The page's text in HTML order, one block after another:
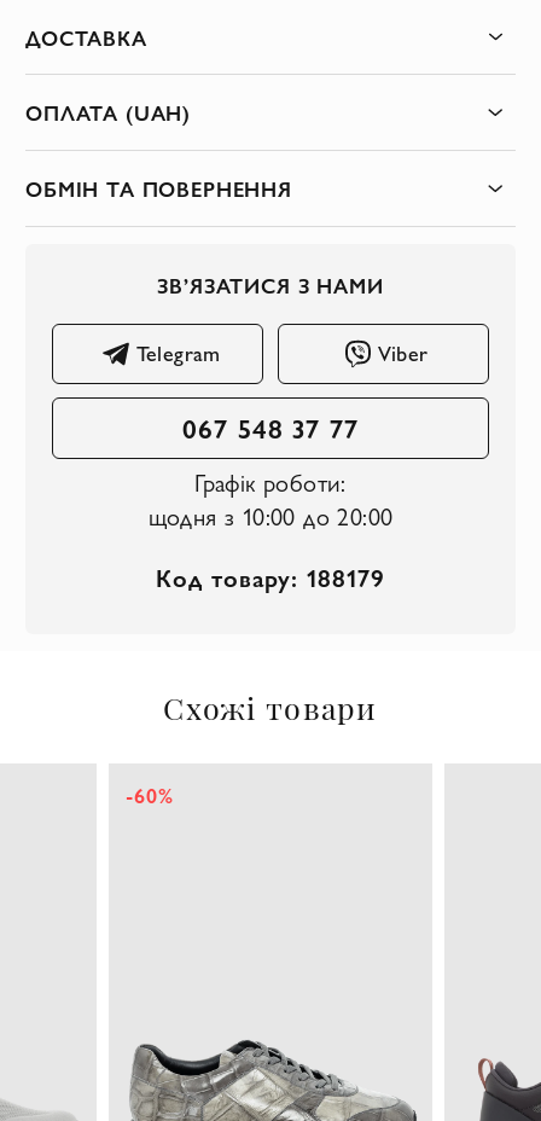
ДОСТАВКА
ОПЛАТА (UAH)
ОБМІН ТА ПОВЕРНЕННЯ
ЗВ’ЯЗАТИСЯ З НАМИ
Telegram Viber
067 548 37 77
Графік роботи:
щодня з 10:00 до 20:00
Код товару: 188179
Схожі товари
-60%